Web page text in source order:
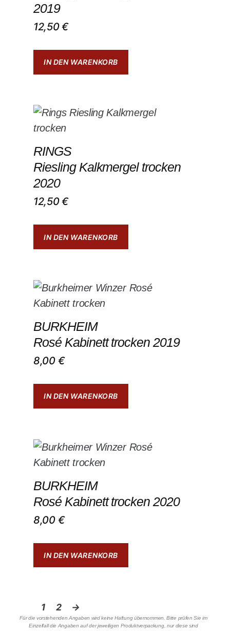
2019
12,50€
IN DEN WARENKORB
RINGS
Riesling Kalkmergel trocken
2020
12,50€
IN DEN WARENKORB
BURKHEIM
Rosé Kabinett trocken 2019
8,00 €
IN DEN WARENKORB
BURKHEIM
Rosé Kabinett trocken 2020
8,00 €
IN DEN WARENKORB
1 2 →
Für die vorstehenden Angaben wird keine Haftung übernommen. Bitte prüfen Sie im
Einzelfall die Angaben auf der jeweiligen Produktverpackung, nur diese sind